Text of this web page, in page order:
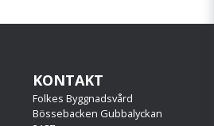
KONTAKT
Folkes Byggnadsvård
Bössebacken Gubbalyckan